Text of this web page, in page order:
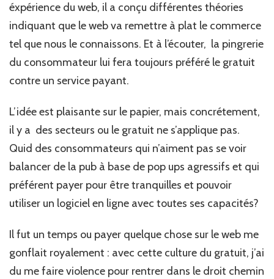
éxpérience du web, il a conçu différentes théories
indiquant que le web va remettre à plat le commerce
tel que nous le connaissons. Et à l’écouter, la pingrerie
du consommateur lui fera toujours préféré le gratuit
contre un service payant.
L’idée est plaisante sur le papier, mais concrétement,
il y a des secteurs ou le gratuit ne s’applique pas.
Quid des consommateurs qui n’aiment pas se voir
balancer de la pub à base de pop ups agressifs et qui
préférent payer pour être tranquilles et pouvoir
utiliser un logiciel en ligne avec toutes ses capacités?
Il fut un temps ou payer quelque chose sur le web me
gonflait royalement : avec cette culture du gratuit, j’ai
du me faire violence pour rentrer dans le droit chemin